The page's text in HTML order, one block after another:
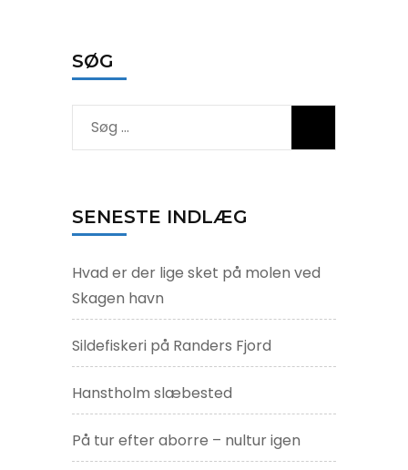
SØG
Søg
efter:
SENESTE INDLÆG
Hvad er der lige sket på molen ved
Skagen havn
Sildefiskeri på Randers Fjord
Hanstholm slæbested
På tur efter aborre – nultur igen